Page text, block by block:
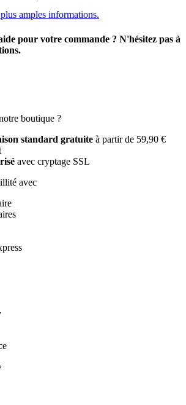
amples informations.
pour votre commande ? N'hésitez pas à
boutique ?
standard gratuite à partir de 59,90 €
avec cryptage SSL
avec